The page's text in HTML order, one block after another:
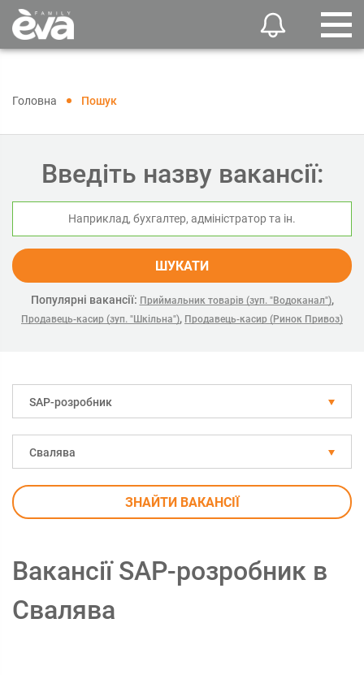
Головна Пошук
Введіть назву вакансії:
ШУКАТИ
Популярні вакансії: Приймальник товарів (зуп. "Водоканал"),
Продавець-касир (зуп. "Шкільна"), Продавець-касир (Ринок Привоз)
SAP-розробник
Свалява
ЗНАЙТИ ВАКАНСІЇ
Вакансії SAP-розробник в
Свалява